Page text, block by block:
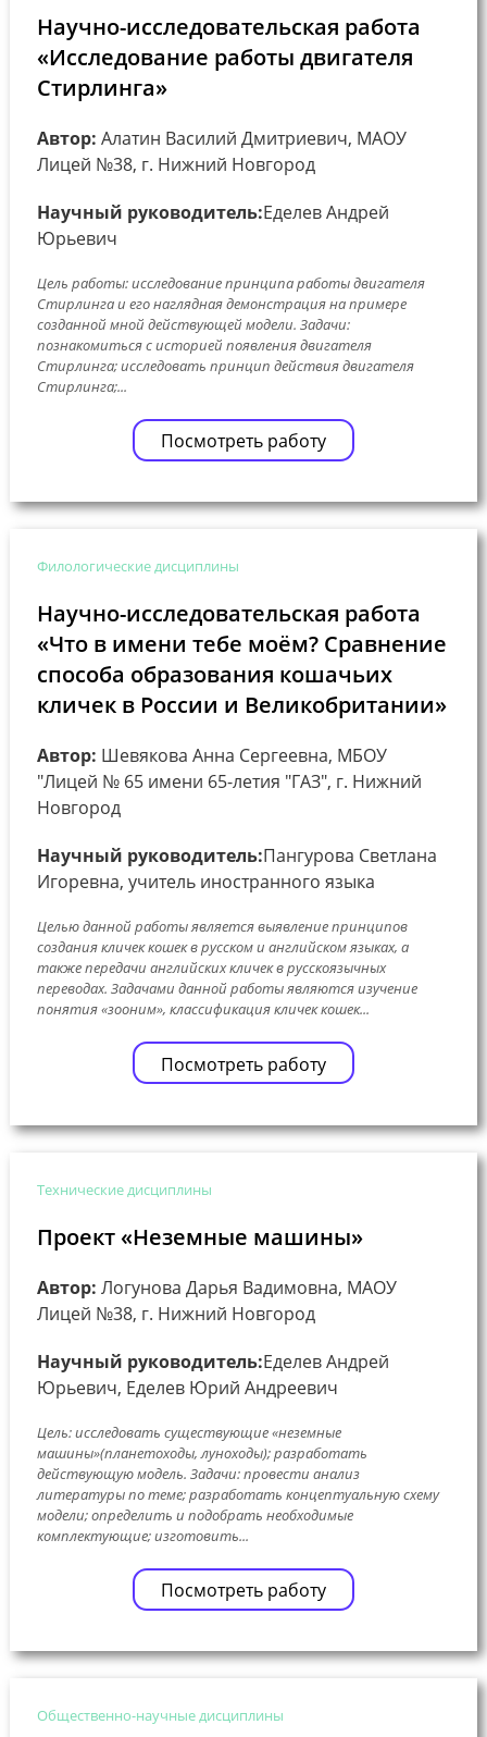
Научно-исследовательская работа
«Исследование работы двигателя
Стирлинга»
Автор: Алатин Василий Дмитриевич, МАОУ
Лицей №38, г. Нижний Новгород
Научный руководитель:Еделев Андрей
Юрьевич
Цель работы: исследование принципа работы двигателя
Стирлинга и его наглядная демонстрация на примере
созданной мной действующей модели. Задачи:
познакомиться с историей появления двигателя
Стирлинга; исследовать принцип действия двигателя
Стирлинга;...
Посмотреть работу
Филологические дисциплины
Научно-исследовательская работа
«Что в имени тебе моём? Сравнение
способа образования кошачьих
кличек в России и Великобритании»
Автор: Шевякова Анна Сергеевна, МБОУ
"Лицей № 65 имени 65-летия "ГАЗ", г. Нижний
Новгород
Научный руководитель:Пангурова Светлана
Игоревна, учитель иностранного языка
Целью данной работы является выявление принципов
создания кличек кошек в русском и английском языках, а
также передачи английских кличек в русскоязычных
переводах. Задачами данной работы являются изучение
понятия «зооним», классификация кличек кошек...
Посмотреть работу
Технические дисциплины
Проект «Неземные машины»
Автор: Логунова Дарья Вадимовна, МАОУ
Лицей №38, г. Нижний Новгород
Научный руководитель:Еделев Андрей
Юрьевич, Еделев Юрий Андреевич
Цель: исследовать существующие «неземные
машины»(планетоходы, луноходы); разработать
действующую модель. Задачи: провести анализ
литературы по теме; разработать концептуальную схему
модели; определить и подобрать необходимые
комплектующие; изготовить...
Посмотреть работу
Общественно-научные дисциплины